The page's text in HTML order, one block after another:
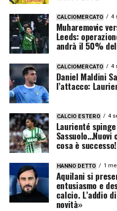
CALCIOMERCATO 4
Muharemovic
Leeds:
andrà il 50%
CALCIOMERCATO 4
Daniel Maldini
l’attacco:
CALCIO ESTERO 4
Laurienté
cosa è successo!
HANNO DETTO 1
Aquilani si
entusiasmo e
calcio. L’addio
novità»